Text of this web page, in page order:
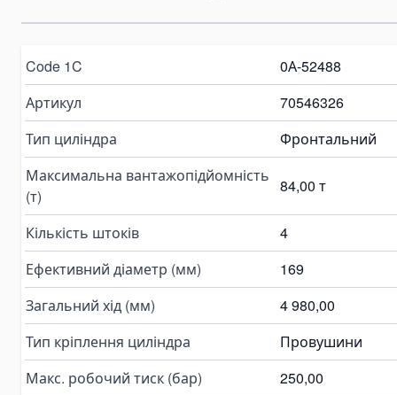
Variable Vane Pumps
Запчастини для гідравлічних насосів
Pompa Hidrolik Excavator
Pompa Hidrolik Loader
Коробки відбору потужності
Гідророзподільники
Моноблочні гідророзподільники
Гідророзподільники для самоскидів
Гідравлічні клапани
Деталі для гідророзподільників
Angle Seat Valves
Solenoid Valves
Solenoid Valves
Code 1C
0А-52488
Артикул
70546326
Тип циліндра
Фронтальний
Максимальна вантажопідйомність
(т)
84,00 т
Кількість штоків
4
Ефективний діаметр (мм)
169
Загальний хід (мм)
4 980,00
Тип кріплення циліндра
Провушини
Макс. робочий тиск (бар)
250,00